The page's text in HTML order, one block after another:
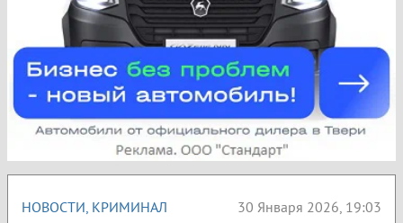
НОВОСТИ, КРИМИНАЛ 30 Января 2026, 19:03